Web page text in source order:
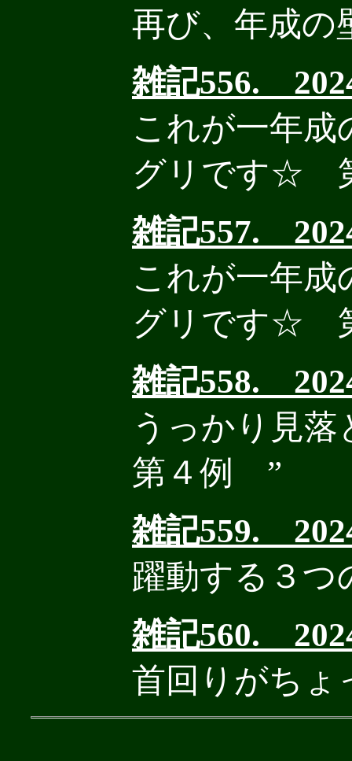
再び、年成
雑記556.
これが一年
グリです☆
雑記557.
これが一年
グリです☆
雑記558.
うっかり見
第４例 ”
雑記559.
躍動する３
雑記560.
首回りがち